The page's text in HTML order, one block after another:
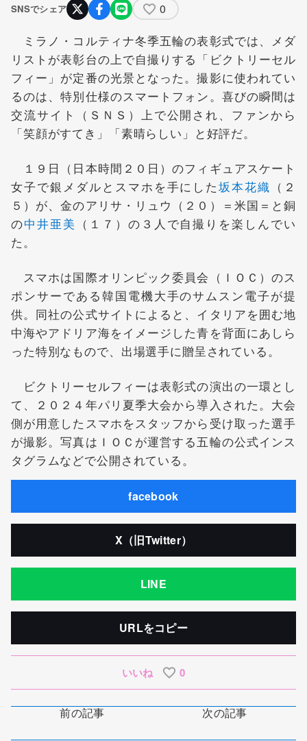
SNSでシェア 0
ミラノ・コルティナ冬季五輪の表彰式では、メダ
リストが表彰台の上で自撮りする「ビクトリーセル
フィー」が定番の光景となった。撮影に使われてい
るのは、特別仕様のスマートフォン。喜びの瞬間は
交流サイト（ＳＮＳ）上で公開され、ファンから
「笑顔がすてき」「素晴らしい」と好評だ。
１９日（日本時間２０日）のフィギュアスケート
女子で銀メダルとスマホを手にした坂本花織 （２
５）が、金のアリサ・リュウ（２０）＝米国＝と銅
の中井亜美 （１７）の３人で自撮りを楽しんでい
た。
スマホは国際オリンピック委員会（ＩＯＣ）のス
ポンサーである韓国電機大手のサムスン電子が提
供。同社の公式サイトによると、イタリアを囲む地
中海やアドリア海をイメージした青を背面にあしら
った特別なもので、出場選手に贈呈されている。
ビクトリーセルフィーは表彰式の演出の一環とし
て、２０２４年パリ夏季大会から導入された。大会
側が用意したスマホをスタッフから受け取った選手
が撮影。写真はＩＯＣが運営する五輪の公式インス
タグラムなどで公開されている。
facebook
X（旧Twitter）
LINE
URLをコピー
いいね 0
前の記事 次の記事